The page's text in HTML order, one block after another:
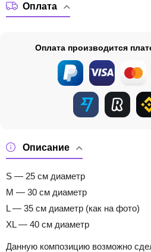
Описание
S — 25 см диаметр
M — 30 см диаметр
L — 35 см диаметр (как на фото)
XL — 40 см диаметр
Данную композицию возможно
Оплата
Оплата производится